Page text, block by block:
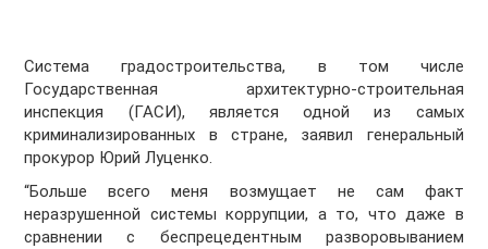
Система градостроительства, в том числе
Государственная архитектурно-строительная
инспекция (ГАСИ), является одной из самых
криминализированных в стране, заявил генеральный
прокурор Юрий Луценко.
“Больше всего меня возмущает не сам факт
неразрушенной системы коррупции, а то, что даже в
сравнении с беспрецедентным разворовыванием